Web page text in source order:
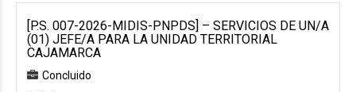
[P.S. 007-2026-MIDIS-PNPDS] – SERVICIOS DE UN/A
(01) JEFE/A PARA LA UNIDAD TERRITORIAL
CAJAMARCA
Concluido